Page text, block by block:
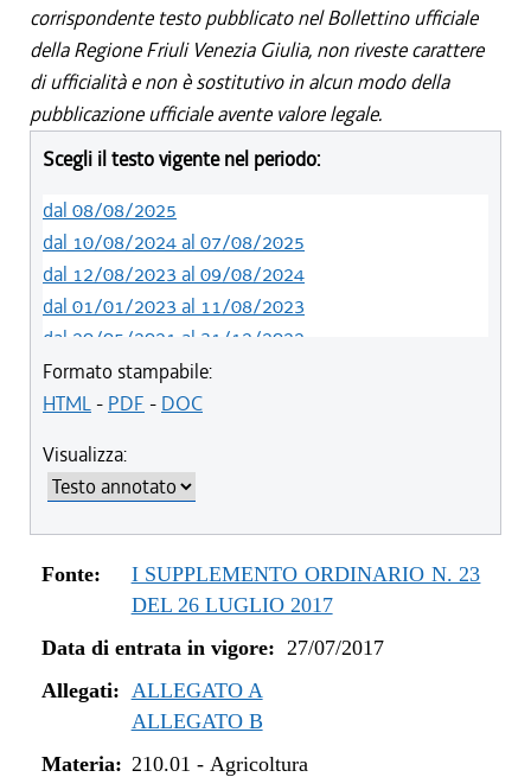
corrispondente testo pubblicato nel Bollettino ufficiale
della Regione Friuli Venezia Giulia, non riveste carattere
di ufficialità e non è sostitutivo in alcun modo della
pubblicazione ufficiale avente valore legale.
Scegli il testo vigente nel periodo:
dal 08/08/2025
dal 10/08/2024 al 07/08/2025
dal 12/08/2023 al 09/08/2024
dal 01/01/2023 al 11/08/2023
dal 20/05/2021 al 31/12/2022
dal 12/11/2020 al 19/05/2021
dal 29/03/2018 al 11/11/2020
dal 01/01/2018 al 04/01/2018
dal 27/07/2017 al 31/12/2017
Formato stampabile:
HTML- PDF - DOC
Visualizza:
Fonte:
I SUPPLEMENTO ORDINARIO N. 23
DEL 26 LUGLIO 2017
Data di entrata in vigore: 27/07/2017
Allegati: ALLEGATO A
ALLEGATO B
Materia: 210.01 - Agricoltura